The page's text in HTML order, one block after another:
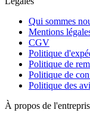
Qui sommes
Mentions
CGV
Politique
Politique de
Politique de
Politique des
À propos de